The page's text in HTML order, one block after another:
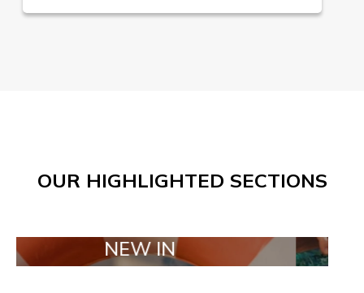
OUR HIGHLIGHTED SECTIONS
NEW IN TAILOR